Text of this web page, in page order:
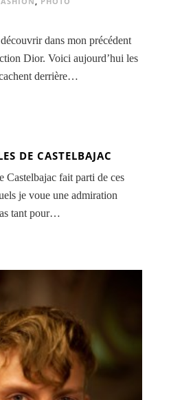
dans mon précédent
Dior. Voici aujourd’hui les
derrière…
DE CASTELBAJAC
Castelbajac fait parti de ces
je voue une admiration
tant pour…